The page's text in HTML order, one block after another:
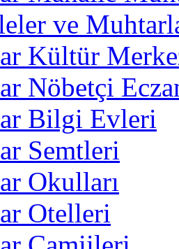
ve
Kültür
Nöbetçi
Bilgi Evleri
Semtleri
Okulları
Otelleri